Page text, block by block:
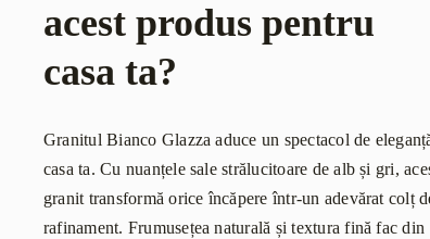
acest produs pentru
casa ta?
Granitul Bianco Glazza aduce un spectacol de
casa ta. Cu nuanțele sale strălucitoare de alb și gri,
granit transformă orice încăpere într-un adevărat colț
rafinament. Frumusețea naturală și textura fină fac din